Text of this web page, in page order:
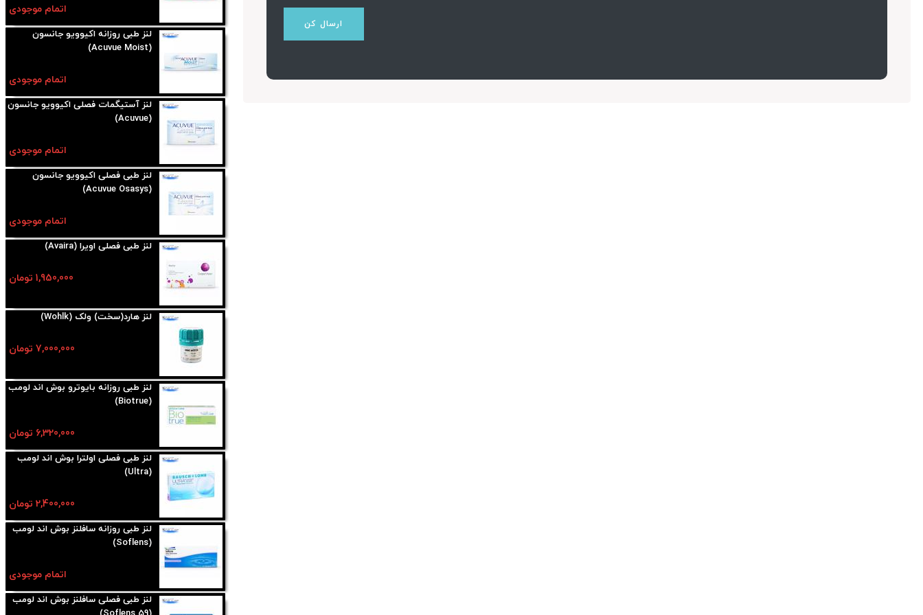
اتمام موجودی
لنز طبی روزانه اکیوویو جانسون
(Acuvue Moist)
اتمام موجودی
لنز آستیگمات فصلی اکیوویو جانسون
(Acuvue)
اتمام موجودی
لنز طبی فصلی اکیوویو جانسون
(Acuvue Osasys)
اتمام موجودی
لنز طبی فصلی اویرا (Avaira)
1,950,000 تومان
لنز هارد(سخت) ولک (Wohlk)
7,000,000 تومان
لنز طبی روزانه بایوترو بوش اند لومب
(Biotrue)
6,320,000 تومان
لنز طبی فصلی اولترا بوش اند لومب
(Ultra)
2,400,000 تومان
لنز طبی روزانه سافلنز بوش اند لومب
(Soflens)
اتمام موجودی
لنز طبی فصلی سافلنز بوش اند لومب